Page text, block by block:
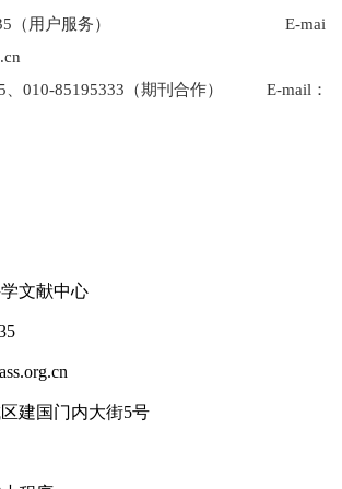
（用户服务） E-mai
010-85195333（期刊合作） E-mail：
建国门内大街5号